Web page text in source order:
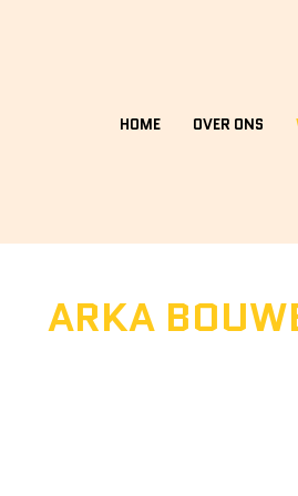
HOME OVER ONS
ARKA